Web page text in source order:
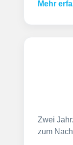
Mehr
Zwei
zum